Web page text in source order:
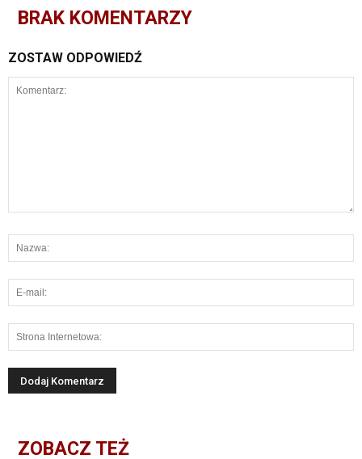
BRAK KOMENTARZY
ZOSTAW ODPOWIEDŹ
ZOBACZ TEŻ